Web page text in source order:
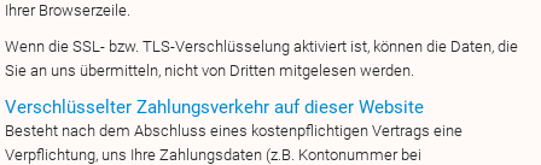
Ihrer Browserzeile.
Wenn die SSL- bzw. TLS-Verschlüsselung aktiviert ist, können die Daten, die
Sie an uns übermitteln, nicht von Dritten mitgelesen werden.
Verschlüsselter Zahlungsverkehr auf dieser Website
Besteht nach dem Abschluss eines kostenpflichtigen Vertrags eine
Verpflichtung, uns Ihre Zahlungsdaten (z.B. Kontonummer bei